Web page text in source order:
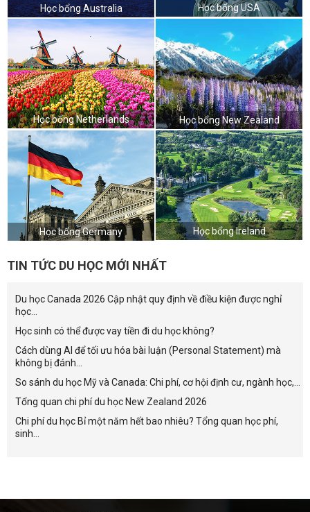
Học bổng Australia Học bổng USA
Học bổng Netherlands Học bổng New Zealand
Học bổng Germany Học bổng Ireland
TIN TỨC DU HỌC MỚI NHẤT
Du học Canada 2026 Cập nhật quy định về điều kiện được nghỉ
học...
Học sinh có thể được vay tiền đi du học không?
Cách dùng AI để tối ưu hóa bài luận (Personal Statement) mà
không bị đánh...
So sánh du học Mỹ và Canada: Chi phí, cơ hội định cư, ngành học,...
Tổng quan chi phí du học New Zealand 2026
Chi phí du học Bỉ một năm hết bao nhiêu? Tổng quan học phí,
sinh...